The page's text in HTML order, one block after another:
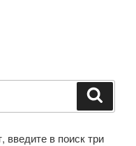
введите в поиск три